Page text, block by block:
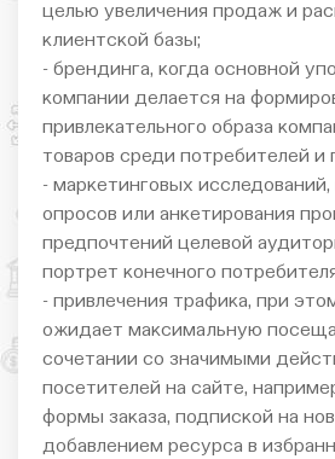
целью увеличения продаж и
клиентской базы;
- брендинга, когда основной
компании делается на
привлекательного образа
товаров среди потребителей и
- маркетинговых
опросов или анкетирования
предпочтений целевой
портрет конечного
- привлечения трафика, при
ожидает максимальную
сочетании со значимыми
посетителей на сайте,
формы заказа, подпиской на
добавлением ресурса в